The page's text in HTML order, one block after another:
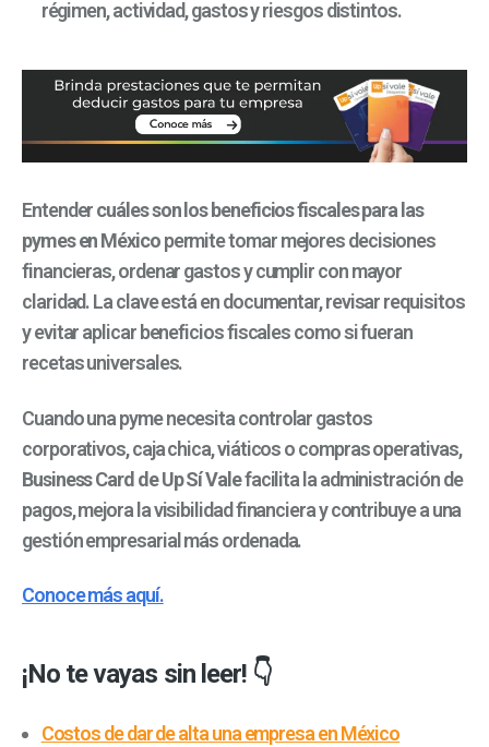
régimen, actividad, gastos y riesgos distintos.
Entendercuáles son los beneficios fiscales para las
pymes en Méxicopermite tomar mejores decisiones
financieras, ordenar gastos y cumplir con mayor
claridad. La clave está en documentar, revisar requisitos
y evitar aplicar beneficios fiscales como si fueran
recetas universales.
Cuando una pyme necesita controlar gastos
corporativos, caja chica, viáticos o compras operativas,
Business Card de Up Sí Valefacilita la administración de
pagos, mejora la visibilidad financiera y contribuye a una
gestión empresarial más ordenada.
Conoce más aquí.
¡No te vayas sin leer! 👇
Costos de dar de alta una empresa en México